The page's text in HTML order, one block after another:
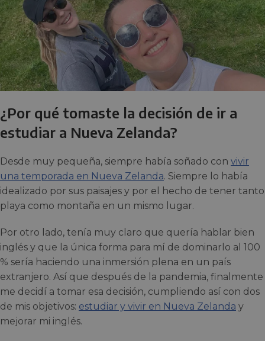
¿Por qué tomaste la decisión de ir a
estudiar a Nueva Zelanda?
Desde muy pequeña, siempre había soñado con vivir
una temporada en Nueva Zelanda. Siempre lo había
idealizado por sus paisajes y por el hecho de tener tanto
playa como montaña en un mismo lugar.
Por otro lado, tenía muy claro que quería hablar bien
inglés y que la única forma para mí de dominarlo al 100
% sería haciendo una inmersión plena en un país
extranjero. Así que después de la pandemia, finalmente
me decidí a tomar esa decisión, cumpliendo así con dos
de mis objetivos: estudiar y vivir en Nueva Zelanda y
mejorar mi inglés.